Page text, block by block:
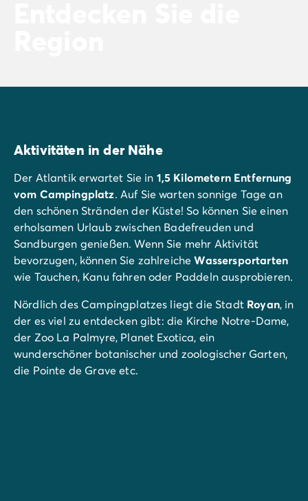
Aktivitäten in der Nähe
Der Atlantik erwartet Sie in 1,5 Kilometern Entfernung
vom Campingplatz. Auf Sie warten sonnige Tage an
den schönen Stränden der Küste! So können Sie einen
erholsamen Urlaub zwischen Badefreuden und
Sandburgen genießen. Wenn Sie mehr Aktivität
bevorzugen, können Sie zahlreicheWassersportarten
wie Tauchen, Kanu fahren oder Paddeln ausprobieren.
Nördlich des Campingplatzes liegt die Stadt Royan, in
der es viel zu entdecken gibt: die Kirche Notre-Dame,
der Zoo La Palmyre, Planet Exotica, ein
wunderschöner botanischer und zoologischer Garten,
die Pointe de Grave etc.